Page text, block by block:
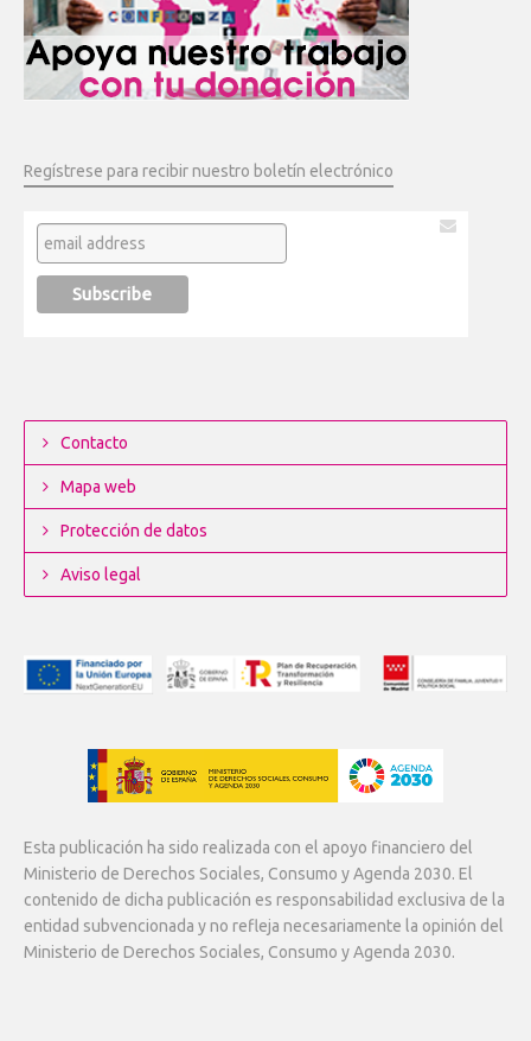
Regístrese para recibir nuestro boletín electrónico
Contacto
Mapa web
Protección de datos
Aviso legal
Esta publicación ha sido realizada con el apoyo financiero del
Ministerio de Derechos Sociales, Consumo y Agenda 2030. El
contenido de dicha publicación es responsabilidad exclusiva de la
entidad subvencionada y no refleja necesariamente la opinión del
Ministerio de Derechos Sociales, Consumo y Agenda 2030.